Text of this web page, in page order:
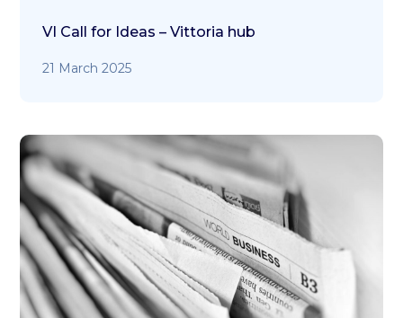
VI Call for Ideas – Vittoria hub
21 March 2025